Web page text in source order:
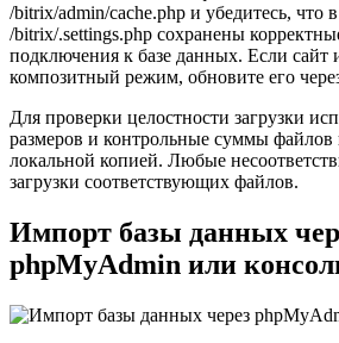
/bitrix/admin/cache.php и убедитесь, что
/bitrix/.settings.php сохранены
подключения к базе данных. Если сайт
композитный режим, обновите его
Для проверки целостности загрузки
размеров и контрольные суммы файлов
локальной копией. Любые
загрузки соответствующих файлов.
Импорт базы данных
phpMyAdmin или